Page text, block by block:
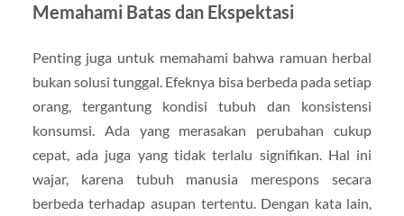
Memahami Batas dan Ekspektasi
Penting juga untuk memahami bahwa ramuan herbal
bukan solusi tunggal. Efeknya bisa berbeda pada setiap
orang, tergantung kondisi tubuh dan konsistensi
konsumsi. Ada yang merasakan perubahan cukup
cepat, ada juga yang tidak terlalu signifikan. Hal ini
wajar, karena tubuh manusia merespons secara
berbeda terhadap asupan tertentu. Dengan kata lain,